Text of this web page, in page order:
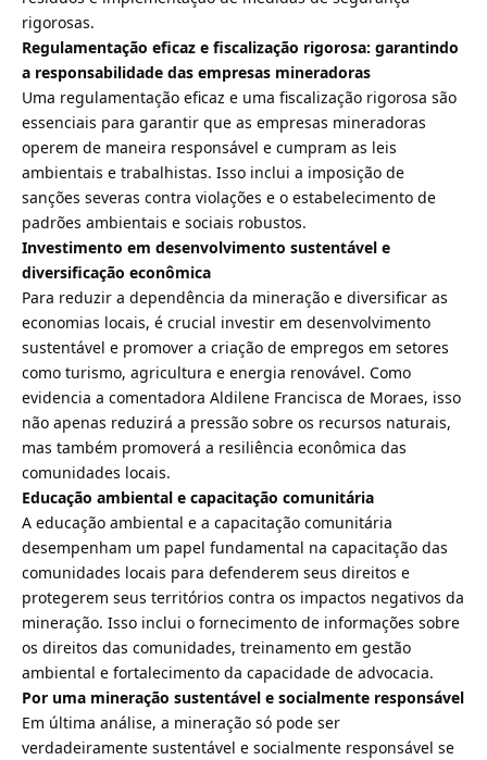
rigorosas.
Regulamentação eficaz e fiscalização rigorosa: garantindo
a responsabilidade das empresas mineradoras
Uma regulamentação eficaz e uma fiscalização rigorosa são
essenciais para garantir que as empresas mineradoras
operem de maneira responsável e cumpram as leis
ambientais e trabalhistas. Isso inclui a imposição de
sanções severas contra violações e o estabelecimento de
padrões ambientais e sociais robustos.
Investimento em desenvolvimento sustentável e
diversificação econômica
Para reduzir a dependência da mineração e diversificar as
economias locais, é crucial investir em desenvolvimento
sustentável e promover a criação de empregos em setores
como turismo, agricultura e energia renovável. Como
evidencia a comentadora Aldilene Francisca de Moraes, isso
não apenas reduzirá a pressão sobre os recursos naturais,
mas também promoverá a resiliência econômica das
comunidades locais.
Educação ambiental e capacitação comunitária
A educação ambiental e a capacitação comunitária
desempenham um papel fundamental na capacitação das
comunidades locais para defenderem seus direitos e
protegerem seus territórios contra os impactos negativos da
mineração. Isso inclui o fornecimento de informações sobre
os direitos das comunidades, treinamento em gestão
ambiental e fortalecimento da capacidade de advocacia.
Por uma mineração sustentável e socialmente responsável
Em última análise, a mineração só pode ser
verdadeiramente sustentável e socialmente responsável se